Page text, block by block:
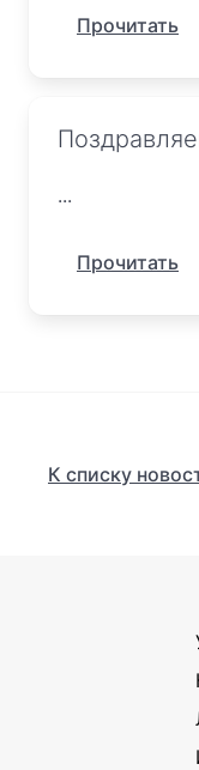
Прочитать
...
Прочитать
К списку